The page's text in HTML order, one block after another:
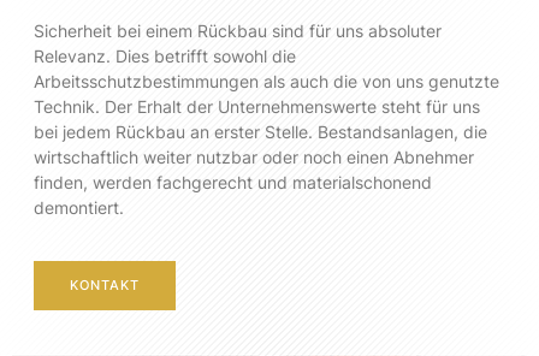
Sicherheit bei einem Rückbau sind für uns absoluter
Relevanz. Dies betrifft sowohl die
Arbeitsschutzbestimmungen als auch die von uns genutzte
Technik. Der Erhalt der Unternehmenswerte steht für uns
bei jedem Rückbau an erster Stelle. Bestandsanlagen, die
wirtschaftlich weiter nutzbar oder noch einen Abnehmer
finden, werden fachgerecht und materialschonend
demontiert.
KONTAKT